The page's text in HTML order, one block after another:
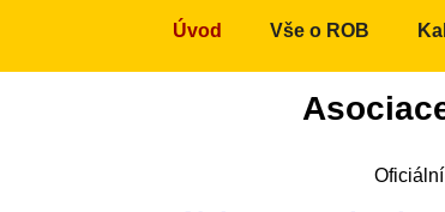
Úvod Vše o ROB